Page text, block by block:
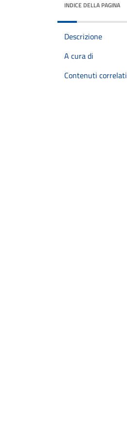
INDICE DELLA PAGINA
Descrizione
A cura di
Contenuti correlati